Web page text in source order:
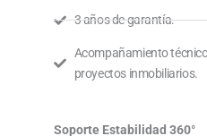
3 años de garantía.
Acompañamiento
proyectos inmobiliarios.
Soporte Estabilidad 360°